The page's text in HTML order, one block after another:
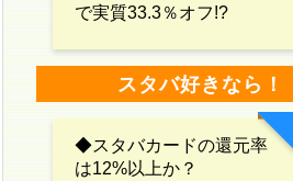
で実質33.3％オフ!?
スタバ好きなら！
◆スタバカードの還元率
は12%以上か？